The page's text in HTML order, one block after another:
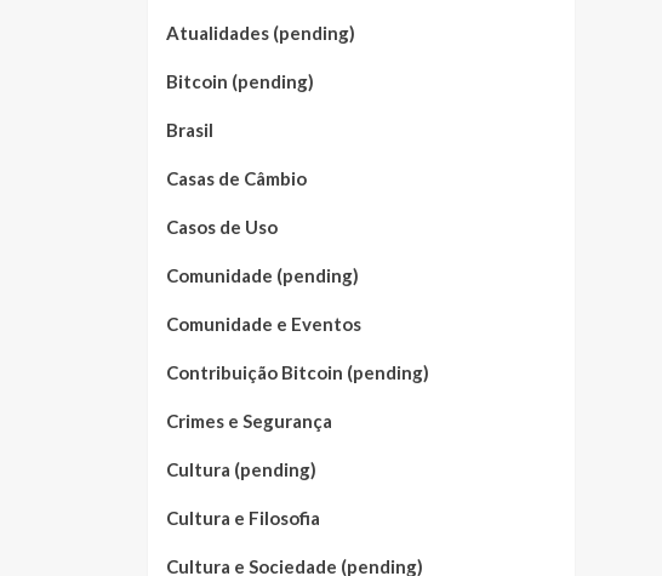
Atualidades (pending)
Bitcoin (pending)
Brasil
Casas de Câmbio
Casos de Uso
Comunidade (pending)
Comunidade e Eventos
Contribuição Bitcoin (pending)
Crimes e Segurança
Cultura (pending)
Cultura e Filosofia
Cultura e Sociedade (pending)